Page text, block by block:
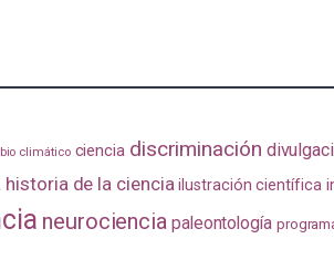
climático ciencia discriminación
historia de la ciencia ilustración científica
neurociencia paleontología